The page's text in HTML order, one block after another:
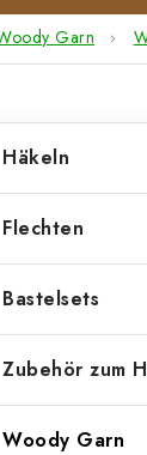
Garn
Häkeln
Flechten
Bastelsets
Zubehör zum
Woody Garn